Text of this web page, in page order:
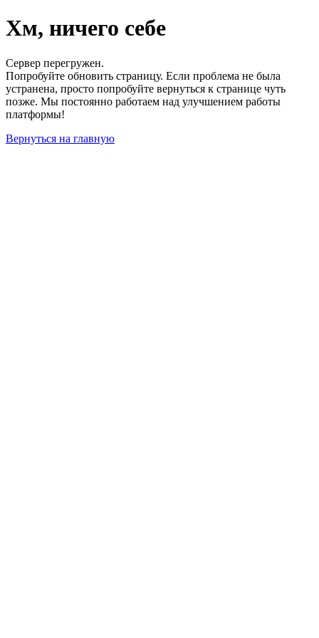
Хм, ничего себе
Сервер перегружен.
Попробуйте обновить страницу. Если проблема не была
устранена, просто попробуйте вернуться к странице чуть
позже. Мы постоянно работаем над улучшением работы
платформы!
Вернуться на главную